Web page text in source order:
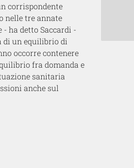
corrispondente
nelle tre annate
ha detto Saccardi -
di un equilibrio di
occorre contenere
fra domanda e
sanitaria
anche sul